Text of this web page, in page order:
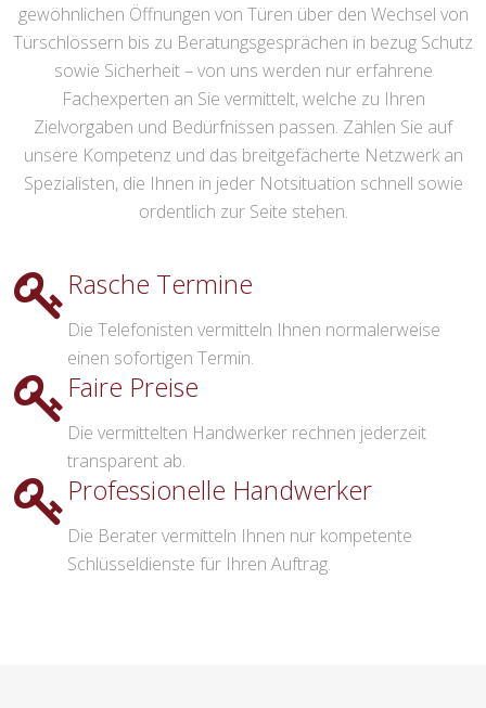
gewöhnlichen Öffnungen von Türen über den Wechsel von
Türschlössern bis zu Beratungsgesprächen in bezug Schutz
sowie Sicherheit – von uns werden nur erfahrene
Fachexperten an Sie vermittelt, welche zu Ihren
Zielvorgaben und Bedürfnissen passen. Zählen Sie auf
unsere Kompetenz und das breitgefächerte Netzwerk an
Spezialisten, die Ihnen in jeder Notsituation schnell sowie
ordentlich zur Seite stehen.
Rasche Termine
Die Telefonisten vermitteln Ihnen normalerweise
einen sofortigen Termin.
Faire Preise
Die vermittelten Handwerker rechnen jederzeit
transparent ab.
Professionelle Handwerker
Die Berater vermitteln Ihnen nur kompetente
Schlüsseldienste für Ihren Auftrag.